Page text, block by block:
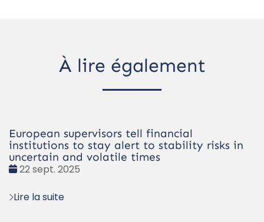
À lire également
European supervisors tell financial
institutions to stay alert to stability risks in
uncertain and volatile times
Date
22 sept. 2025
Lire la suite